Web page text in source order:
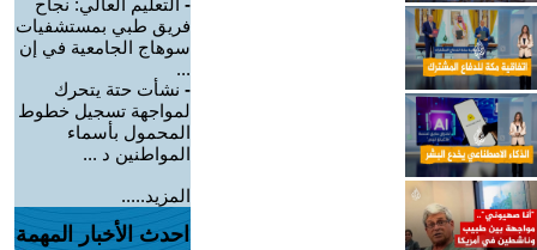
- التعليم العالي: نجاح
فريق طبي بمستشفيات
سوهاج الجامعية في إن
...
- نشأت حتة يتحرك
لمواجهة تسجيل خطوط
المحمول بأسماء
المواطنين د ...
المزيد.....
احدث الأخبار المهمة